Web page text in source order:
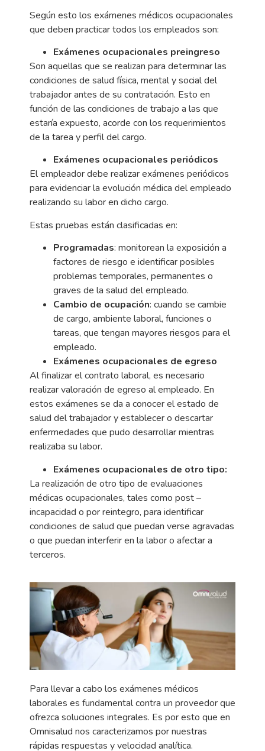
Según esto los exámenes médicos ocupacionales
que deben practicar todos los empleados son:
Exámenes ocupacionales preingreso
Son aquellas que se realizan para determinar las
condiciones de salud física, mental y social del
trabajador antes de su contratación. Esto en
función de las condiciones de trabajo a las que
estaría expuesto, acorde con los requerimientos
de la tarea y perfil del cargo.
Exámenes ocupacionales periódicos
El empleador debe realizar exámenes periódicos
para evidenciar la evolución médica del empleado
realizando su labor en dicho cargo.
Estas pruebas están clasificadas en:
Programadas: monitorean la exposición a
factores de riesgo e identificar posibles
problemas temporales, permanentes o
graves de la salud del empleado.
Cambio de ocupación: cuando se cambie
de cargo, ambiente laboral, funciones o
tareas, que tengan mayores riesgos para el
empleado.
Exámenes ocupacionales de egreso
Al finalizar el contrato laboral, es necesario
realizar valoración de egreso al empleado. En
estos exámenes se da a conocer el estado de
salud del trabajador y establecer o descartar
enfermedades que pudo desarrollar mientras
realizaba su labor.
Exámenes ocupacionales de otro tipo:
La realización de otro tipo de evaluaciones
médicas ocupacionales, tales como post –
incapacidad o por reintegro, para identificar
condiciones de salud que puedan verse agravadas
o que puedan interferir en la labor o afectar a
terceros.
Para llevar a cabo los exámenes médicos
laborales es fundamental contra un proveedor que
ofrezca soluciones integrales. Es por esto que en
Omnisalud nos caracterizamos por nuestras
rápidas respuestas y velocidad analítica.